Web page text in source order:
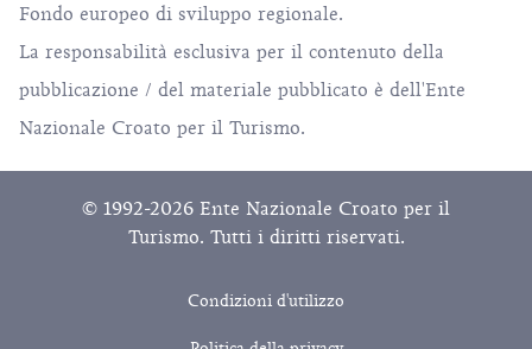
Fondo europeo di sviluppo regionale.
La responsabilità esclusiva per il contenuto della
pubblicazione / del materiale pubblicato è dell'Ente
Nazionale Croato per il Turismo.
© 1992-2026 Ente Nazionale Croato per il
Turismo. Tutti i diritti riservati.
Condizioni d'utilizzo